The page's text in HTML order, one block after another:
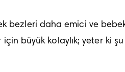
bezleri daha emici ve
büyük kolaylık; yeter ki